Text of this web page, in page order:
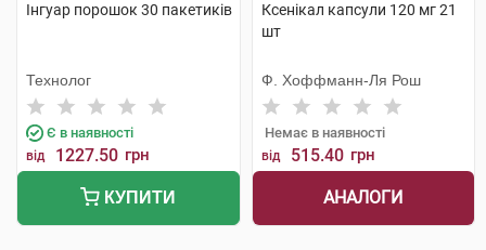
Інгуар порошок 30 пакетиків
Технолог
Є в наявності
від 1227.50 грн
КУПИТИ
Ксенікал капсули 120 мг 21
шт
Ф. Хоффманн-Ля Рош
Немає в наявності
від 515.40 грн
АНАЛОГИ